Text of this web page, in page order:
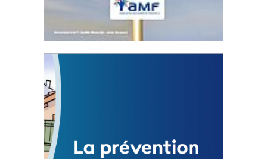
Statut de l’élu local
3 avril 2024
Mise à jour avril 2024
FEUILLETER